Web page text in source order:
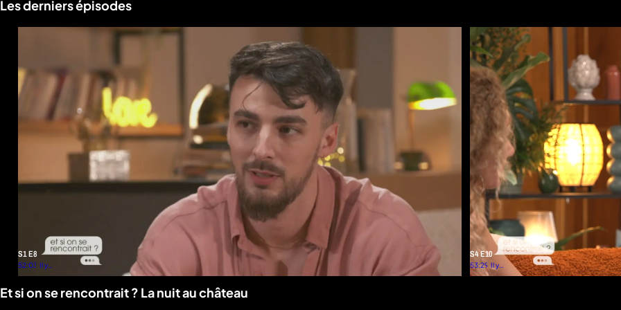
Les derniers épisodes
S1 E8
52:03 Il y a
2
S4 E10
53:29 Il y a
2
Et si on se rencontrait ? La nuit au château